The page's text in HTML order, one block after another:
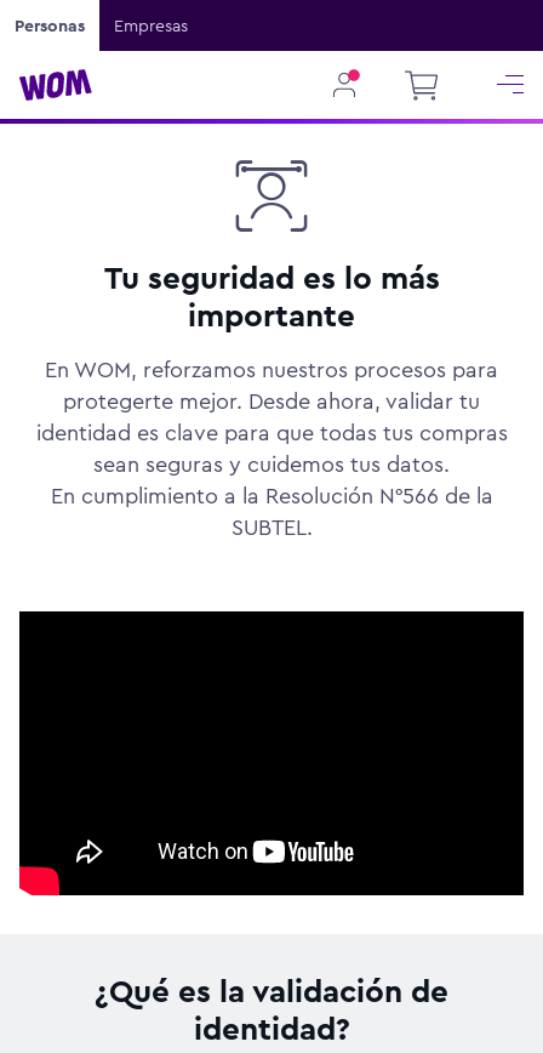
Personas Empresas
Tu seguridad es lo más
importante
En WOM, reforzamos nuestros procesos para
protegerte mejor. Desde ahora, validar tu
identidad es clave para que todas tus compras
sean seguras y cuidemos tus datos.
En cumplimiento a la Resolución N°566 de la
SUBTEL.
¿Qué es la validación de
identidad?